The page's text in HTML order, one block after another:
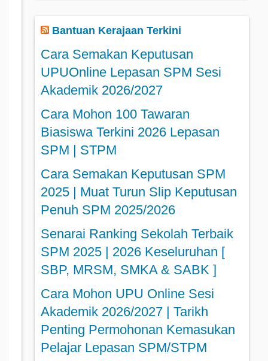
Bantuan Kerajaan Terkini
Cara Semakan Keputusan
UPUOnline Lepasan SPM Sesi
Akademik 2026/2027
Cara Mohon 100 Tawaran
Biasiswa Terkini 2026 Lepasan
SPM | STPM
Cara Semakan Keputusan SPM
2025 | Muat Turun Slip Keputusan
Penuh SPM 2025/2026
Senarai Ranking Sekolah Terbaik
SPM 2025 | 2026 Keseluruhan [
SBP, MRSM, SMKA & SABK ]
Cara Mohon UPU Online Sesi
Akademik 2026/2027 | Tarikh
Penting Permohonan Kemasukan
Pelajar Lepasan SPM/STPM